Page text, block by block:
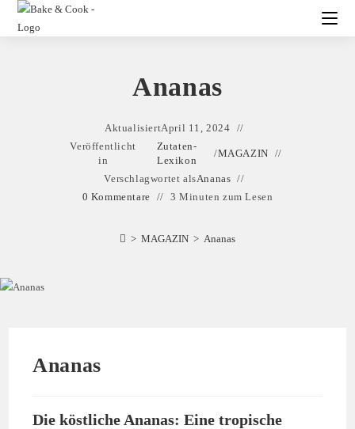
Ananas
AktualisiertApril 11, 2024
Veröffentlicht
in
Zutaten-
Lexikon
/MAGAZIN
Verschlagwortet alsAnanas
0 Kommentare
3 Minuten zum Lesen
> MAGAZIN > Ananas
Ananas
Die köstliche Ananas: Eine tropische